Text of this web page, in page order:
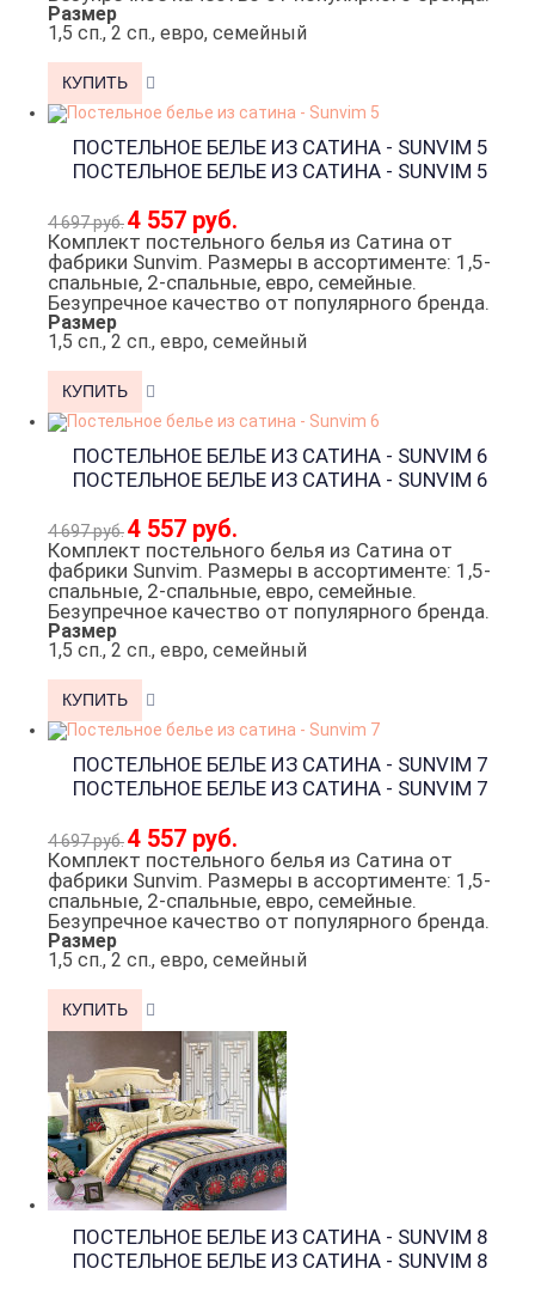
Размер
1,5 сп., 2 сп., евро, семейный
ПОСТЕЛЬНОЕ БЕЛЬЕ ИЗ САТИНА - SUNVIM 5
ПОСТЕЛЬНОЕ БЕЛЬЕ ИЗ САТИНА - SUNVIM 5
4 697 руб.4 557 руб.
Комплект постельного белья из Сатина от
фабрики Sunvim. Размеры в ассортименте: 1,5-
спальные, 2-спальные, евро, семейные.
Безупречное качество от популярного бренда.
Размер
1,5 сп., 2 сп., евро, семейный
ПОСТЕЛЬНОЕ БЕЛЬЕ ИЗ САТИНА - SUNVIM 6
ПОСТЕЛЬНОЕ БЕЛЬЕ ИЗ САТИНА - SUNVIM 6
4 697 руб.4 557 руб.
Комплект постельного белья из Сатина от
фабрики Sunvim. Размеры в ассортименте: 1,5-
спальные, 2-спальные, евро, семейные.
Безупречное качество от популярного бренда.
Размер
1,5 сп., 2 сп., евро, семейный
ПОСТЕЛЬНОЕ БЕЛЬЕ ИЗ САТИНА - SUNVIM 7
ПОСТЕЛЬНОЕ БЕЛЬЕ ИЗ САТИНА - SUNVIM 7
4 697 руб.4 557 руб.
Комплект постельного белья из Сатина от
фабрики Sunvim. Размеры в ассортименте: 1,5-
спальные, 2-спальные, евро, семейные.
Безупречное качество от популярного бренда.
Размер
1,5 сп., 2 сп., евро, семейный
ПОСТЕЛЬНОЕ БЕЛЬЕ ИЗ САТИНА - SUNVIM 8
ПОСТЕЛЬНОЕ БЕЛЬЕ ИЗ САТИНА - SUNVIM 8